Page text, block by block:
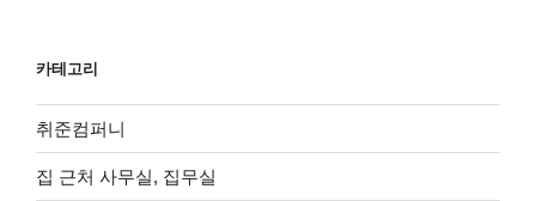
카테고리
취준컴퍼니
집 근처 사무실, 집무실